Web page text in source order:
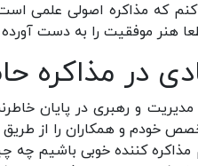
کنم که مذاکره اصولی علمی
هنر موفقیت را به دست آورده
در مذاکره
و رهبری در پایان
خودم و همکاران را از طریق
کننده خوبی باشیم چه